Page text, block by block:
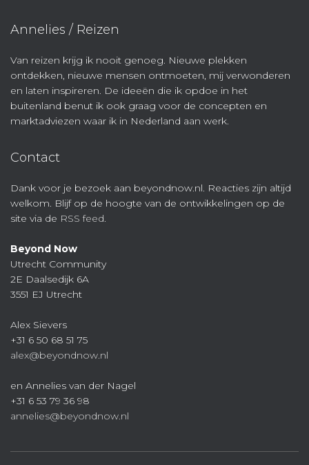
Annelies / Reizen
Van reizen krijg ik nooit genoeg. Nieuwe plekken
ontdekken, nieuwe mensen ontmoeten, mij verwonderen
en laten inspireren. De ideeën die ik opdoe in het
buitenland benut ik ook graag voor de concepten en
marktadviezen waar ik in Nederland aan werk.
Contact
Dank voor je bezoek aan beyondnow.nl. Reacties zijn altijd
welkom. Blijf op de hoogte van de ontwikkelingen op de
site via de RSS feed.
Beyond Now
Utrecht Community
2E Daalsedijk 6A
3551 EJ Utrecht
Alex Sievers
+31 6 50 68 51 75
alex@beyondnow.nl
en Annelies van der Nagel
+31 6 53 79 36 98
annelies@beyondnow.nl